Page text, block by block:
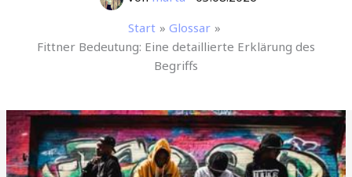
Start
Glossar
Fittner Bedeutung: Eine detaillierte Erklärung des
Begriffs